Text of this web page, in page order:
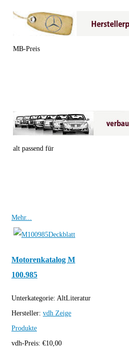
MB-Preis
alt passend für
Mehr...
Motorenkatalog M
100.985
Unterkategorie: AltLiteratur
Hersteller: vdh Zeige
Produkte
vdh-Preis: €10,00